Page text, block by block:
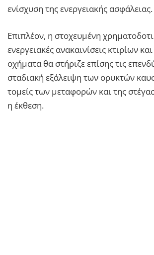
ενίσχυση της ενεργειακής ασφάλειας.
Επιπλέον, η στοχευμένη
ενεργειακές ανακαινίσεις κτιρίων
οχήματα θα στήριζε επίσης τις
σταδιακή εξάλειψη των ορυκτών
τομείς των μεταφορών και της
η έκθεση.